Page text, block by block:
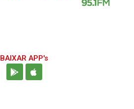
BAIXAR APP's